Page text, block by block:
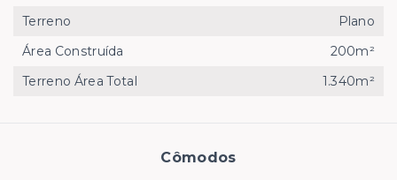
Cômodos
Terreno
Plano
Área Construída
200m²
Terreno Área Total
1.340m²